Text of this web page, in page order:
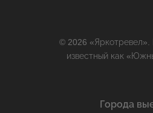
© 2026
известный как
Города